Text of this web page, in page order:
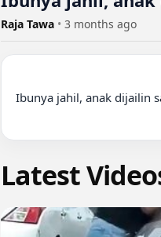
Raja Tawa • 3 months ago
Ibunya jahil, anak dijailin
Latest